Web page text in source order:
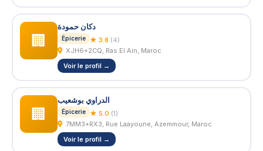
🏢
دكان حمودة
Épicerie ★ 3.8 (4)
XJH6+2CQ, Ras El Ain, Maroc
Voir le profil →
🏢
الدراوي بوشعيب
Épicerie ★ 5.0 (1)
7MM3+RX3, Rue Laayoune, Azemmour, Maroc
Voir le profil →